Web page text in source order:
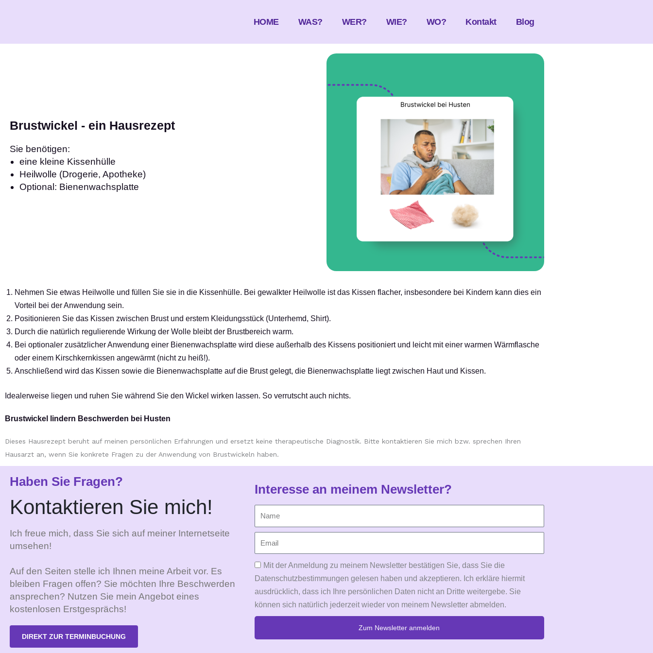
HOME WAS? WER? WIE? WO? Kontakt Blog
Brustwickel - ein Hausrezept
Sie benötigen:
eine kleine Kissenhülle
Heilwolle (Drogerie, Apotheke)
Optional: Bienenwachsplatte
Nehmen Sie etwas Heilwolle und füllen Sie sie in die Kissenhülle. Bei gewalkter Heilwolle ist das Kissen flacher, insbesondere bei Kindern kann dies ein
Vorteil bei der Anwendung sein.
Positionieren Sie das Kissen zwischen Brust und erstem Kleidungsstück (Unterhemd, Shirt).
Durch die natürlich regulierende Wirkung der Wolle bleibt der Brustbereich warm.
Bei optionaler zusätzlicher Anwendung einer Bienenwachsplatte wird diese außerhalb des Kissens positioniert und leicht mit einer warmen Wärmflasche
oder einem Kirschkernkissen angewärmt (nicht zu heiß!).
Anschließend wird das Kissen sowie die Bienenwachsplatte auf die Brust gelegt, die Bienenwachsplatte liegt zwischen Haut und Kissen.
Idealerweise liegen und ruhen Sie während Sie den Wickel wirken lassen. So verrutscht auch nichts.
Brustwickel lindern Beschwerden bei Husten
Dieses Hausrezept beruht auf meinen persönlichen Erfahrungen und ersetzt keine therapeutische Diagnostik. Bitte kontaktieren Sie mich bzw. sprechen Ihren
Hausarzt an, wenn Sie konkrete Fragen zu der Anwendung von Brustwickeln haben.
Haben Sie Fragen?
Kontaktieren Sie mich!
Ich freue mich, dass Sie sich auf meiner Internetseite
umsehen!
Auf den Seiten stelle ich Ihnen meine Arbeit vor. Es
bleiben Fragen offen? Sie möchten Ihre Beschwerden
ansprechen? Nutzen Sie mein Angebot eines
kostenlosen Erstgesprächs!
DIREKT ZUR TERMINBUCHUNG
Interesse an meinem Newsletter?
Mit der Anmeldung zu meinem Newsletter bestätigen Sie, dass Sie die
Datenschutzbestimmungen gelesen haben und akzeptieren. Ich erkläre hiermit
ausdrücklich, dass ich Ihre persönlichen Daten nicht an Dritte weitergebe. Sie
können sich natürlich jederzeit wieder von meinem Newsletter abmelden.
Zum Newsletter anmelden